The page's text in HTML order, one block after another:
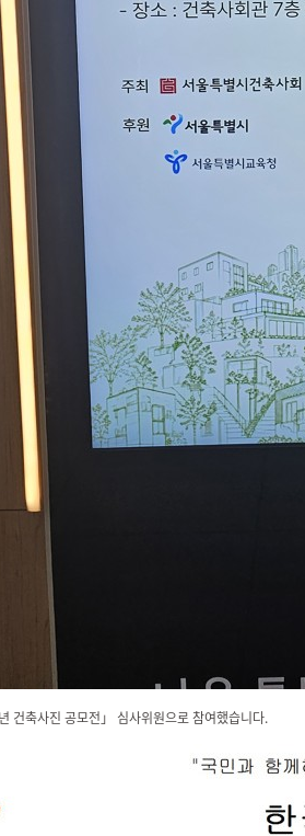
건축사진 공모전」 심사위원으로 참여했습니다.